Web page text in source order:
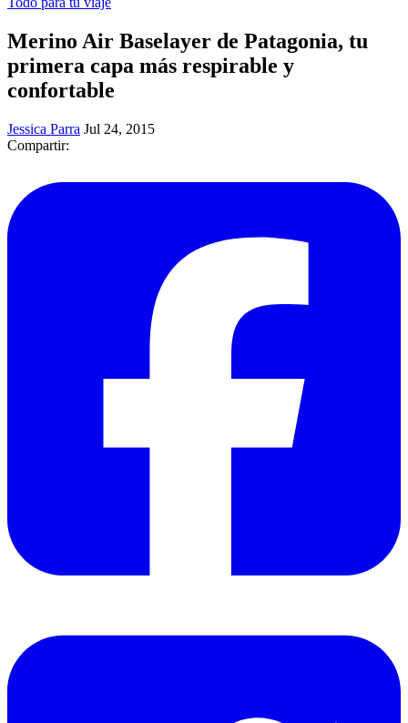
Merino Air Baselayer de Patagonia, tu
primera capa más respirable y
confortable
Jessica Parra Jul 24, 2015
Compartir: